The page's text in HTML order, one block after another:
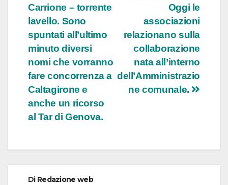
Oggi le
associazioni
relazionano sulla
collaborazione
nata all’interno
dell’Amministrazio
ne comunale.
Carrione – torrente
lavello. Sono
spuntati all’ultimo
minuto diversi
nomi che vorranno
fare concorrenza a
Caltagirone e
anche un ricorso
al Tar di Genova.
Di Redazione web